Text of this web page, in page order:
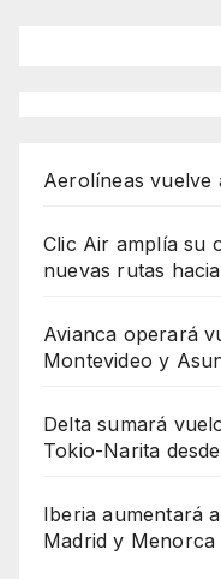
Aerolíneas vuelve
Clic Air amplía su
nuevas rutas
Avianca operará
Montevideo y
Delta sumará
Tokio-Narita
Iberia aumentará
Madrid y